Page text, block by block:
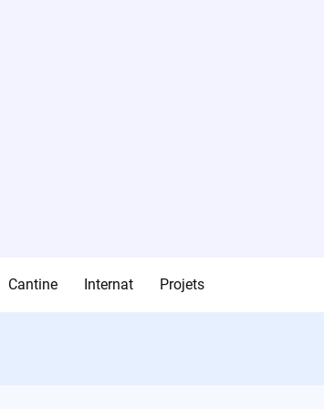
Cantine Internat Projets